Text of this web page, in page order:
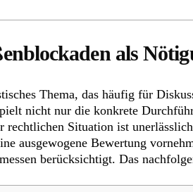
als
Thema, das häufig für
nicht nur die konkrete
Situation ist
ausgewogene Bewertung
berücksichtigt. Das